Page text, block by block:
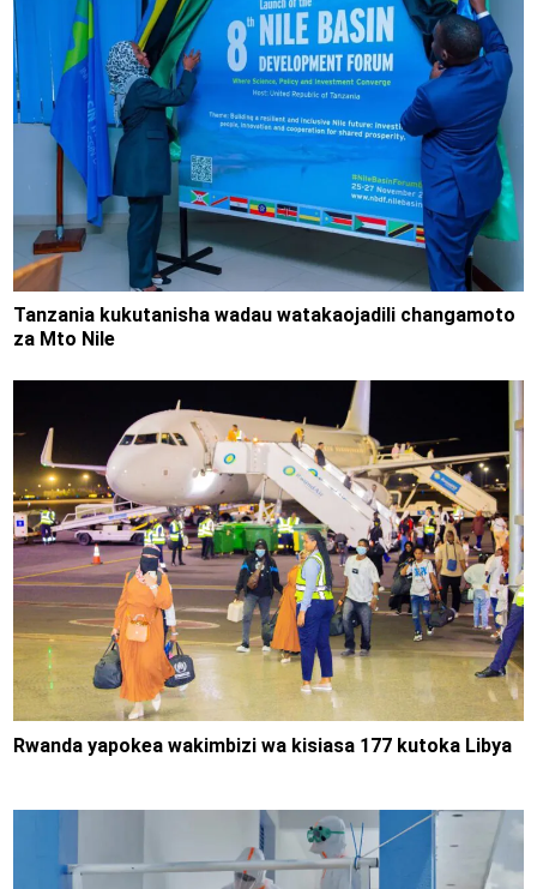
Tanzania kukutanisha wadau watakaojadili changamoto
za Mto Nile
Rwanda yapokea wakimbizi wa kisiasa 177 kutoka Libya